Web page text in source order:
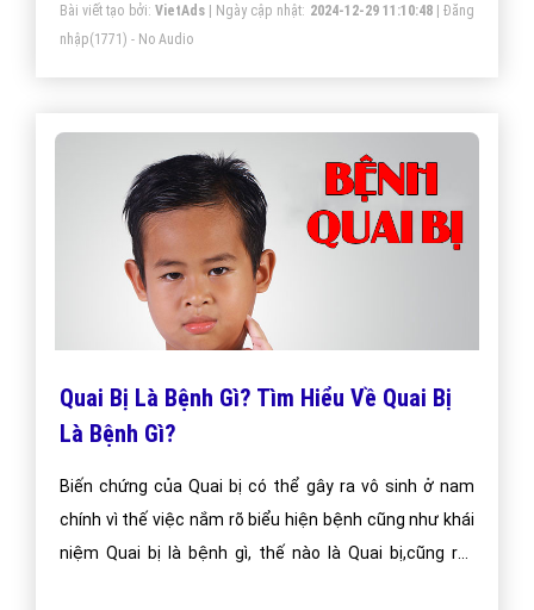
chúng ta chủ động phòng ngừa và ngăn chặn kịp thời
căn bệnh này.
Bài viết tạo bởi: VietAds| Ngày cập nhật: 2024-12-29 11:10:48|Đăng
nhập(1771) - No Audio
Quai Bị Là Bệnh Gì? Tìm Hiểu Về Quai Bị
Là Bệnh Gì?
Biến chứng của Quai bị có thể gây ra vô sinh ở nam
chính vì thế việc nắm rõ biểu hiện bệnh cũng như khái
niệm Quai bị là bệnh gì, thế nào là Quai bị,cũng rất